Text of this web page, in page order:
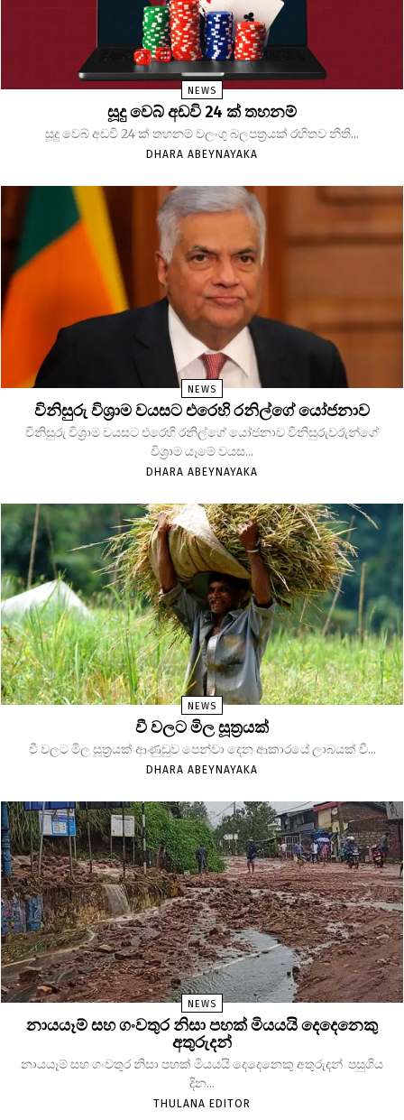
NEWS
සූදු වෙබ් අඩවි 24 ක් තහනම්
සූදු වෙබ් අඩවි 24 ක් තහනම් වලංගු බලපත්‍රයක් රහිතව නීති...
DHARA ABEYNAYAKA
NEWS
විනිසුරු විශ්‍රාම වයසට එරෙහි රනිල්ගේ යෝජනාව
විනිසුරු විශ්‍රාම වයසට එරෙහි රනිල්ගේ යෝජනාව විනිසුරුවරුන්ගේ
විශ්‍රාම යෑමේ වයස...
DHARA ABEYNAYAKA
NEWS
වී වලට මිල සූත්‍රයක්
වී වලට මිල සූත්‍රයක් ආණුඩුව පෙන්වා දෙන ආකාරයේ ලාබයක් වී...
DHARA ABEYNAYAKA
NEWS
නායයෑම් සහ ගංවතුර නිසා පහක් මියයයි දෙදෙනෙකු
අතුරුදන්
නායයෑම් සහ ගංවතුර නිසා පහක් මියයයි දෙදෙනෙකු අතුරුදන් පසුගිය
දින...
THULANA EDITOR